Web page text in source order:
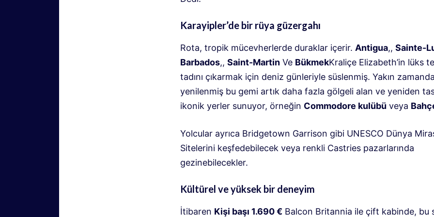
Karayipler’de bir rüya güzergahı
Rota, tropik mücevherlerde duraklar içerir. Antigua,, Sainte-
Barbados,, Saint-Martin Ve BükmekKraliçe Elizabeth’in lüks
tadını çıkarmak için deniz günleriyle süslenmiş. Yakın
yenilenmiş bu gemi artık daha fazla gölgeli alan ve yeniden
ikonik yerler sunuyor, örneğin Commodore kulübü veya
Yolcular ayrıca Bridgetown Garrison gibi UNESCO Dünya
Sitelerini keşfedebilecek veya renkli Castries pazarlarında
gezinebilecekler.
Kültürel ve yüksek bir deneyim
İtibaren Kişi başı 1.690 € Balcon Britannia ile çift kabinde, bu